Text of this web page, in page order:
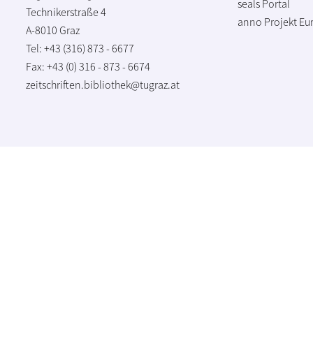
Technikerstraße 4
A-8010 Graz
Tel: +43 (316) 873 - 6677
Fax: +43 (0) 316 - 873 - 6674
zeitschriften.bibliothek@tugraz.at
seals Portal
anno Projekt